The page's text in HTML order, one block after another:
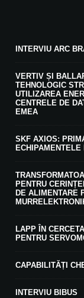
INTERVIU ARC
VERTIV ȘI
TEHNOLOGIC
UTILIZAREA
CENTRELE DE
EMEA
SKF AXIOS:
PENTRU
DE ALIMENTARE
LAPP ÎN
PENTRU
CAPABILITĂȚI
INTERVIU BIBUS